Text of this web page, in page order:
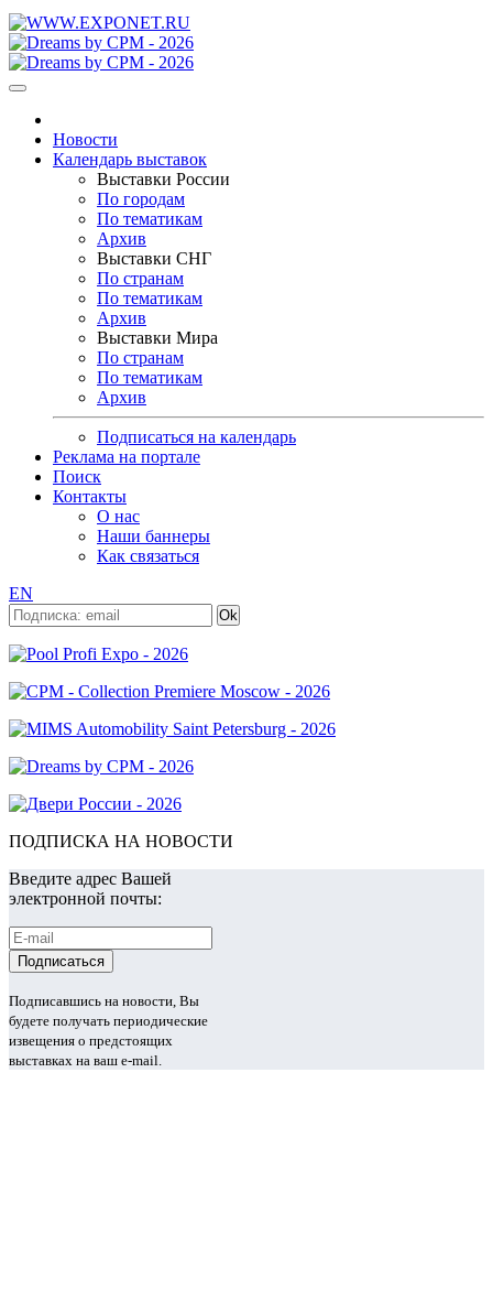
Новости
Календарь выставок
Выставки России
По городам
По тематикам
Архив
Выставки СНГ
По странам
По тематикам
Архив
Выставки Мира
По странам
По тематикам
Архив
Подписаться на календарь
Реклама на портале
Поиск
Контакты
О нас
Наши баннеры
Как связаться
EN
ПОДПИСКА НА НОВОСТИ
Введите адрес Вашей
электронной почты:
Подписавшись на новости, Вы
будете получать периодические
извещения о предстоящих
выставках на ваш e-mail.